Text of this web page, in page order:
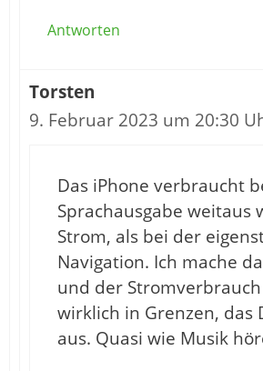
Antworten
Torsten
9. Februar 2023 um 20:30
Das iPhone verbraucht
Sprachausgabe weitaus
Strom, als bei der
Navigation. Ich mache
und der
wirklich in Grenzen, das
aus. Quasi wie Musik